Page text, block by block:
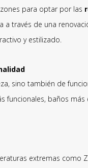
para optar por las
a través de una
y estilizado.
sino también de
funcionales, baños
extremas como